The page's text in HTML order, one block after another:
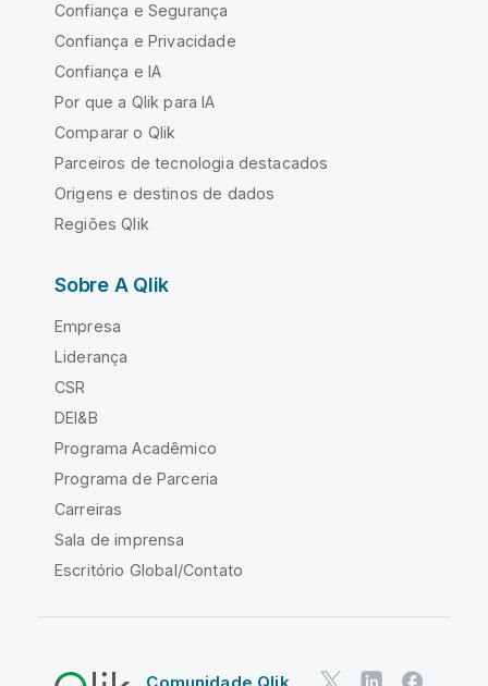
Confiança e Segurança
Confiança e Privacidade
Confiança e IA
Por que a Qlik para IA
Comparar o Qlik
Parceiros de tecnologia destacados
Origens e destinos de dados
Regiões Qlik
Sobre A Qlik
Empresa
Liderança
CSR
DEI&B
Programa Acadêmico
Programa de Parceria
Carreiras
Sala de imprensa
Escritório Global/Contato